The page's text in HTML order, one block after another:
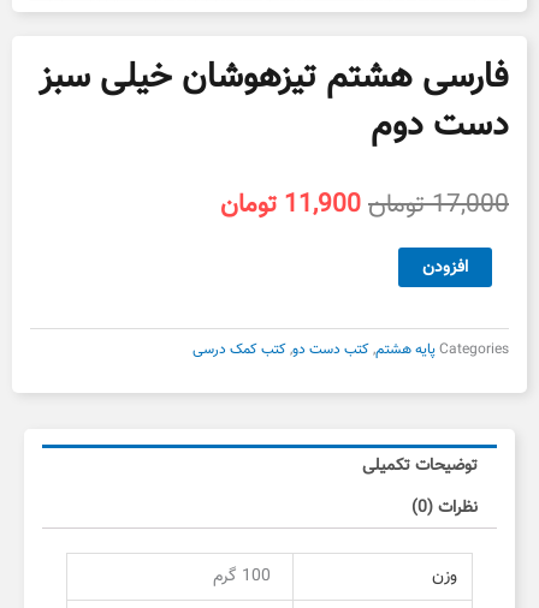
فارسی هشتم تیزهوشان خیلی سبز
دست دوم
17,000تومانقیمت
11,900 تومان
هشتم
خیلی
دست
عدد
افزودن
Categoriesپایه هشتم,کتب دست دو,کتب کمک درسی
توضیحات تکمیلی
نظرات (0)
وزن
100 گرم